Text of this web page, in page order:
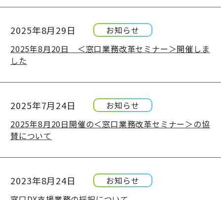
2025年8月29日
お知らせ
2025年8月20日 ＜窓口業務改革セミナー＞開催しま
した
2025年7月24日
お知らせ
2025年8月20日開催の＜窓口業務改革セミナー＞の協
賛について
2023年8月24日
お知らせ